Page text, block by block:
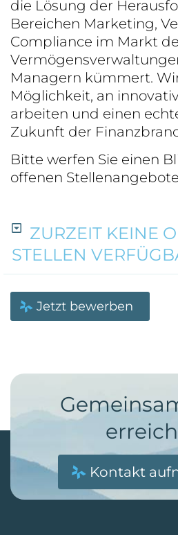
die Lösung der
Bereichen Marketing,
Compliance im Markt
Managern kümmert.
Möglichkeit, an
arbeiten und einen
Zukunft der
Bitte werfen Sie einen
offenen
ZURZEIT KEINE
STELLEN
Jetzt bewerben
Kontakt